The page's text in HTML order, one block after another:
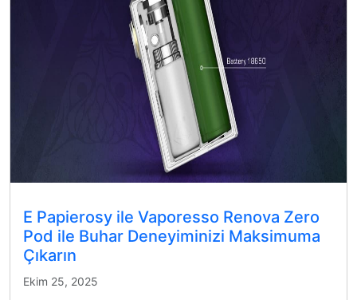
E Papierosy ile Vaporesso Renova Zero
Pod ile Buhar Deneyiminizi Maksimuma
Çıkarın
Ekim 25, 2025